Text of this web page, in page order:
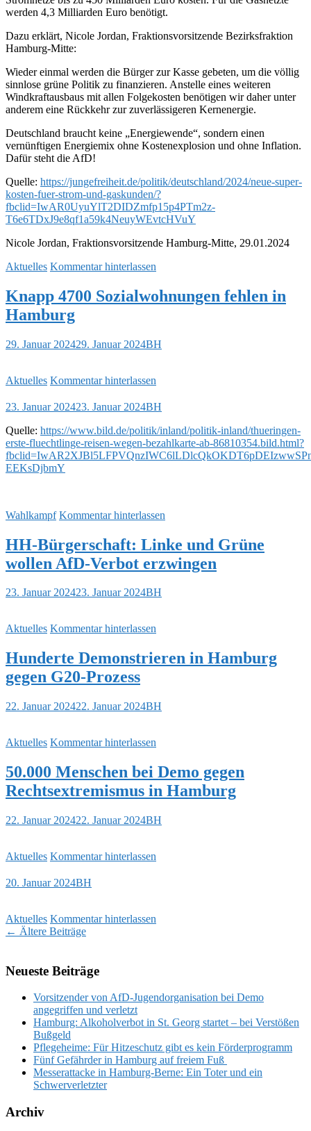
werden 4,3 Milliarden Euro benötigt.
Dazu erklärt, Nicole Jordan, Fraktionsvorsitzende Bezirksfraktion
Hamburg-Mitte:
Wieder einmal werden die Bürger zur Kasse gebeten, um die völlig
sinnlose grüne Politik zu finanzieren. Anstelle eines weiteren
Windkraftausbaus mit allen Folgekosten benötigen wir daher unter
anderem eine Rückkehr zur zuverlässigeren Kernenergie.
Deutschland braucht keine „Energiewende“, sondern einen
vernünftigen Energiemix ohne Kostenexplosion und ohne Inflation.
Dafür steht die AfD!
Quelle: https://jungefreiheit.de/politik/deutschland/2024/neue-super-
kosten-fuer-strom-und-gaskunden/?
fbclid=IwAR0UyuYlT2DIDZmfp15p4PTm2z-
T6e6TDxJ9e8qf1a59k4NeuyWEvtcHVuY
Nicole Jordan, Fraktionsvorsitzende Hamburg-Mitte, 29.01.2024
Aktuelles Kommentar hinterlassen
Knapp 4700 Sozialwohnungen fehlen in
Hamburg
29. Januar 202429. Januar 2024BH
Aktuelles Kommentar hinterlassen
23. Januar 202423. Januar 2024BH
Quelle: https://www.bild.de/politik/inland/politik-inland/thueringen-
erste-fluechtlinge-reisen-wegen-bezahlkarte-ab-86810354.bild.html?
EEKsDjbmY
Wahlkampf Kommentar hinterlassen
HH-Bürgerschaft: Linke und Grüne
wollen AfD-Verbot erzwingen
23. Januar 202423. Januar 2024BH
Aktuelles Kommentar hinterlassen
Hunderte Demonstrieren in Hamburg
gegen G20-Prozess
22. Januar 202422. Januar 2024BH
Aktuelles Kommentar hinterlassen
50.000 Menschen bei Demo gegen
Rechtsextremismus in Hamburg
22. Januar 202422. Januar 2024BH
Aktuelles Kommentar hinterlassen
20. Januar 2024BH
Aktuelles Kommentar hinterlassen
Beitragsnavigation
← Ältere Beiträge
Neueste Beiträge
Vorsitzender von AfD-Jugendorganisation bei Demo
angegriffen und verletzt
Hamburg: Alkoholverbot in St. Georg startet – bei Verstößen
Bußgeld
Pflegeheime: Für Hitzeschutz gibt es kein Förderprogramm
Fünf Gefährder in Hamburg auf freiem Fuß
Messerattacke in Hamburg-Berne: Ein Toter und ein
Schwerverletzter
Archiv